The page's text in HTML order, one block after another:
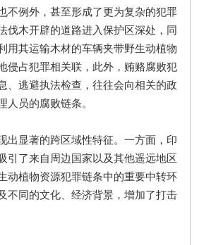
例外，甚至形成了更为复杂的犯罪
伐木开辟的道路进入保护区深处，同
用其运输木材的车辆夹带野生动植物
侵占犯罪相关联，此外，贿赂腐败犯
、逃避执法检查，往往会向相关的政
员的腐败链条。
显著的跨区域性特征。一方面，印
引了来自周边国家以及其他遥远地区
动植物资源犯罪链条中的重要中转环
不同的文化、经济背景，增加了打击